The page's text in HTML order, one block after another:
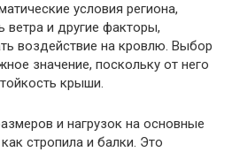
условия региона,
ветра и другие факторы,
воздействие на кровлю. Выбор
значение, поскольку от него
крыши.
и нагрузок на основные
стропила и балки. Это